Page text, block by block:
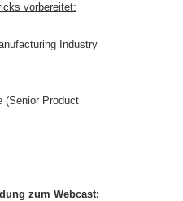
vorbereitet:
Industry
(Senior Product
zum Webcast: